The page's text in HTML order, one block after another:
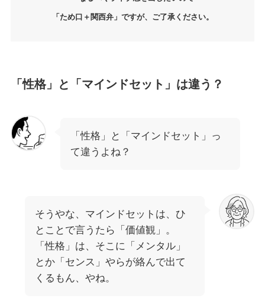
「ため口＋関西弁」ですが、ご了承ください。
「性格」と「マインドセット」は違う？
「性格」と「マインドセット」っ
て違うよね？
そうやな、マインドセットは、ひ
とことで言うたら「価値観」。
「性格」は、そこに「メンタル」
とか「センス」やらが絡んで出て
くるもん、やね。